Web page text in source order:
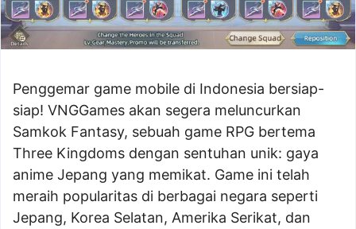
Penggemar game mobile di Indonesia bersiap-
siap! VNGGames akan segera meluncurkan
Samkok Fantasy, sebuah game RPG bertema
Three Kingdoms dengan sentuhan unik: gaya
anime Jepang yang memikat. Game ini telah
meraih popularitas di berbagai negara seperti
Jepang, Korea Selatan, Amerika Serikat, dan